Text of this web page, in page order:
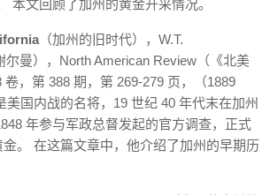
本文回顾了加州的黄金开采情况。
（加州的旧时代），W.T.
尔曼），North American Review（《北美
，第 388 期，第 269-279 页，（1889
美国内战的名将，19 世纪 40 年代末在加州
年参与军政总督发起的官方调查，正式
。 在这篇文章中，他介绍了加州的早期历